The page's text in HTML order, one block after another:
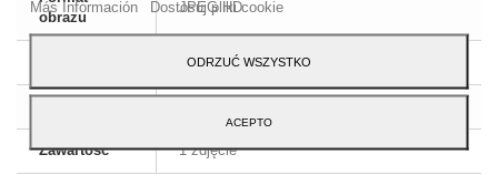
obrazu
JPEG HD
A4 - 29,7 x 21 cm
Zawartość 1 zdjęcie
Más Información
Dostosuj pliki cookie
ODRZUĆ WSZYSTKO
ACEPTO